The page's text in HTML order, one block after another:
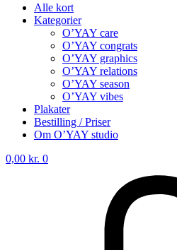
Alle kort
Kategorier
O’YAY care
O’YAY congrats
O’YAY graphics
O’YAY relations
O’YAY season
O’YAY vibes
Plakater
Bestilling / Priser
Om O’YAY studio
0,00 kr. 0